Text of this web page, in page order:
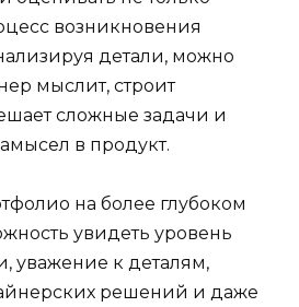
возникновения
детали, можно
мыслит, строит
сложные задачи и
в продукт.
на более глубоком
увидеть уровень
уважение к деталям,
решений и даже